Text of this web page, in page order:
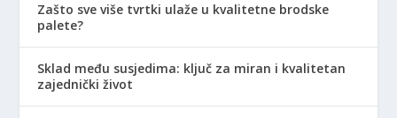
Zašto sve više tvrtki ulaže u kvalitetne brodske
palete?
Sklad među susjedima: ključ za miran i kvalitetan
zajednički život